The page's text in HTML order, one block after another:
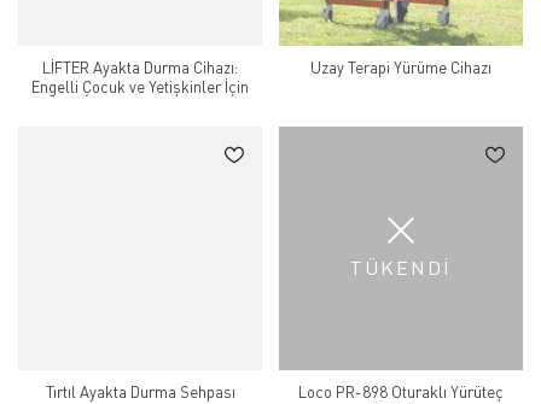
LİFTER Ayakta Durma Cihazı:
Engelli Çocuk ve Yetişkinler İçin
Uzay Terapi Yürüme Cihazı
Tırtıl Ayakta Durma Sehpası
TÜKENDİ
Loco PR-898 Oturaklı Yürüteç